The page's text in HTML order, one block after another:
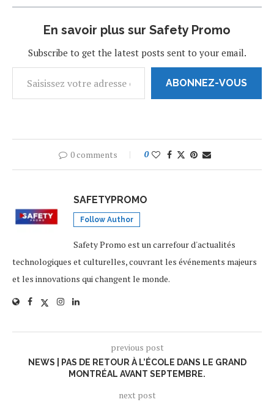
musique à leurs Snaps.
dernièrement affirmé avoir
pluriannuels avec un
certain nombre d'éditeurs
et de labels…
En savoir plus sur Safety Promo
Subscribe to get the latest posts sent to your email.
ABONNEZ-VOUS
0 comments 0
SAFETYPROMO
Follow Author
Safety Promo est un carrefour d'actualités
technologiques et culturelles, couvrant les événements majeurs
et les innovations qui changent le monde.
previous post
NEWS | PAS DE RETOUR À L’ÉCOLE DANS LE GRAND
MONTRÉAL AVANT SEPTEMBRE.
next post